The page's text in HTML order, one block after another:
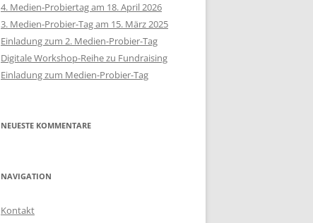
4. Medien-Probiertag am 18. April 2026
3. Medien-Probier-Tag am 15. März 2025
Einladung zum 2. Medien-Probier-Tag
Digitale Workshop-Reihe zu Fundraising
Einladung zum Medien-Probier-Tag
NEUESTE KOMMENTARE
NAVIGATION
Kontakt